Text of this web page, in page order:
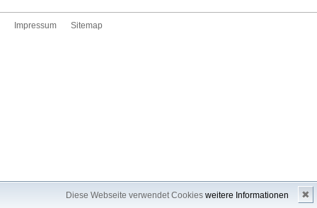
Diese Webseite verwendet Cookies weitere Informationen ✖
Impressum Sitemap